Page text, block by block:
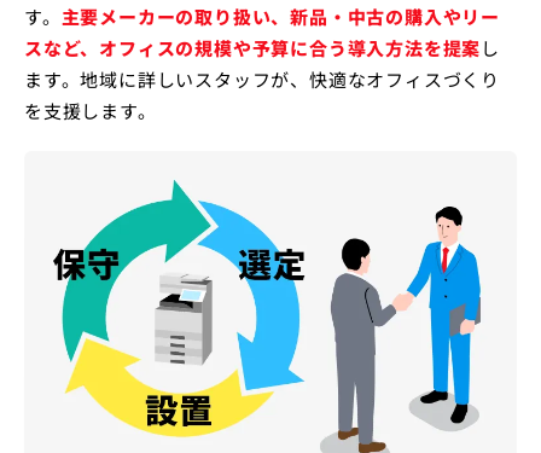
す。 主要メーカーの取り扱い、新品・中古の購入やリー
スなど、オフィスの規模や予算に合う導入方法を提案し
ます。地域に詳しいスタッフが、快適なオフィスづくり
を支援します。